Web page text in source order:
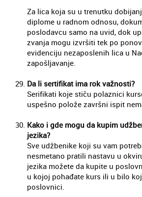
Za lica koja su u trenutku
diplome u radnom odnosu,
poslodavcu samo na uvid, dok
zvanja mogu izvršiti tek po
evidenciju nezaposlenih lica u
zapošljavanje.
Da li sertifikat ima rok važnosti?
Serifikati koje stiču polaznici
uspešno polože završni ispit
Kako i gde mogu da kupim
jezika?
Sve udžbenike koji su vam
nesmetano pratili nastavu u
jezika možete da kupite u
u kojoj pohađate kurs ili u bilo
poslovnici.